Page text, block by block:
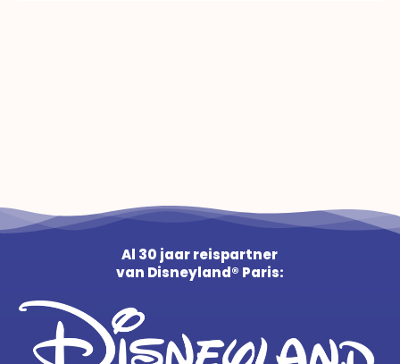
Al 30 jaar reispartner
van Disneyland® Paris: